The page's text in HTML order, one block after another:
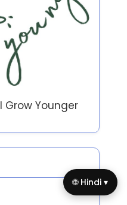
I Grow Younger
🌐 Hindi ▾